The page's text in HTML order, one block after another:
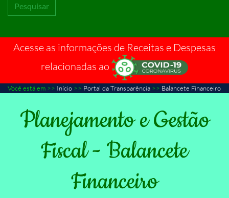
Pesquisar
Acesse as informações de Receitas e Despesas
relacionadas ao
Você está em >> Início >> Portal da Transparência >> Balancete Financeiro
Planejamento e Gestão
Fiscal - Balancete
Financeiro